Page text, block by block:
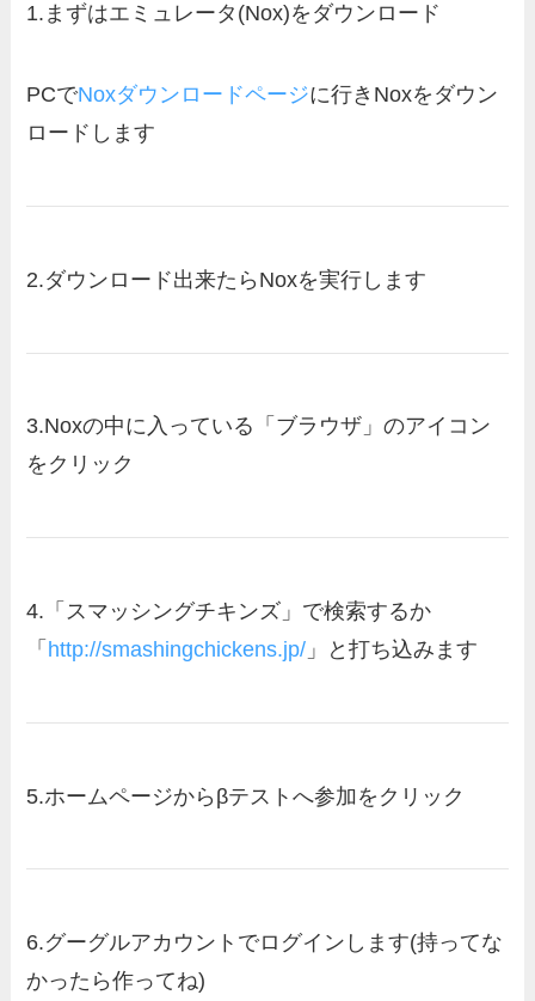
1. まずはエミュレータ(Nox)をダウンロード
PCでNoxダウンロードページに行きNoxをダウン
ロードします
2.ダウンロード出来たらNoxを実行します
3.Noxの中に入っている「ブラウザ」のアイコン
をクリック
4. 「スマッシングチキンズ」で検索するか
「 http://smashingchickens.jp/ 」と打ち込みます
5.ホームページからβテストへ参加をクリック
6.グーグルアカウントでログインします(持ってな
かったら作ってね)